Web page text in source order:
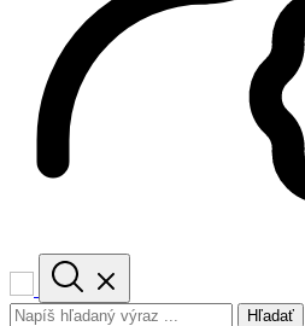
Hľadať